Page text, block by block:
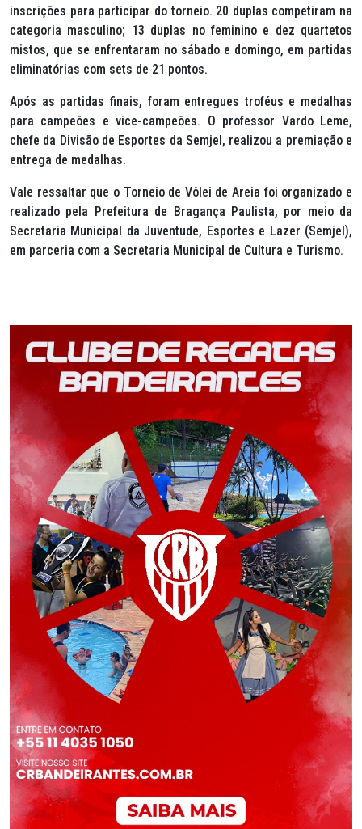
inscrições para participar do torneio. 20 duplas competiram na
categoria masculino; 13 duplas no feminino e dez quartetos
mistos, que se enfrentaram no sábado e domingo, em partidas
eliminatórias com sets de 21 pontos.
Após as partidas finais, foram entregues troféus e medalhas
para campeões e vice-campeões. O professor Vardo Leme,
chefe da Divisão de Esportes da Semjel, realizou a premiação e
entrega de medalhas.
Vale ressaltar que o Torneio de Vôlei de Areia foi organizado e
realizado pela Prefeitura de Bragança Paulista, por meio da
Secretaria Municipal da Juventude, Esportes e Lazer (Semjel),
em parceria com a Secretaria Municipal de Cultura e Turismo.